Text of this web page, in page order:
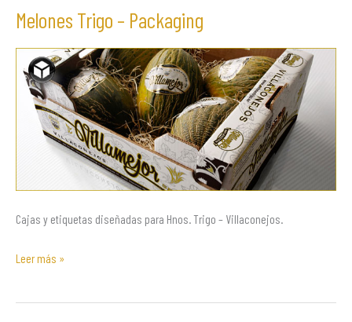
Melones Trigo – Packaging
Cajas y etiquetas diseñadas para Hnos. Trigo – Villaconejos.
Melones
Packaging
Leer más »